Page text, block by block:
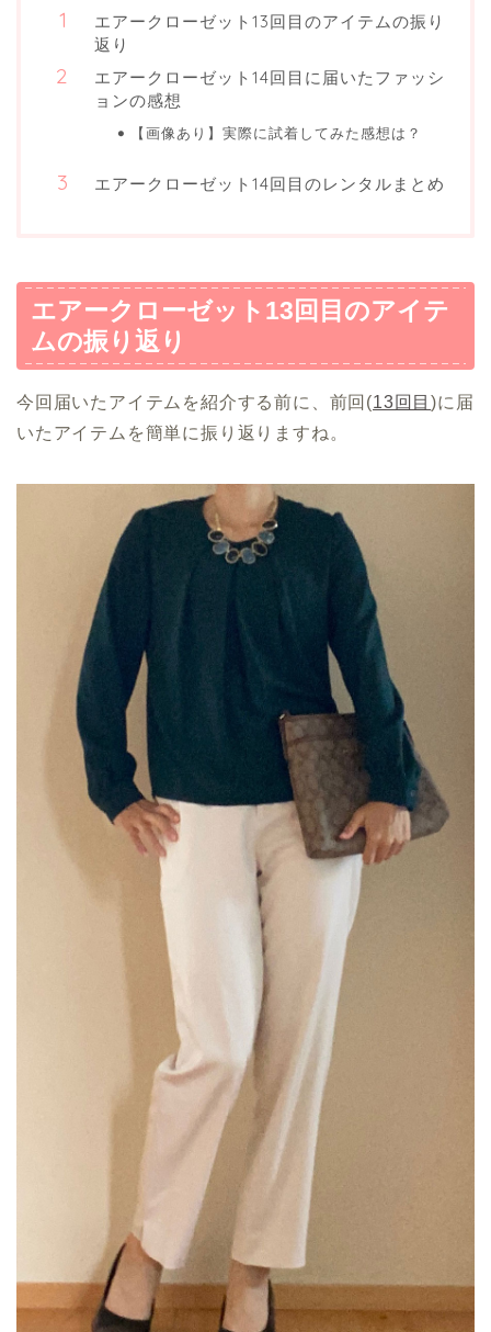
エアークローゼット13回目のアイテムの振り
返り
エアークローゼット14回目に届いたファッシ
ョンの感想
【画像あり】実際に試着してみた感想は？
エアークローゼット14回目のレンタルまとめ
エアークローゼット13回目のアイテ
ムの振り返り
今回届いたアイテムを紹介する前に、前回(13回目)に届
いたアイテムを簡単に振り返りますね。